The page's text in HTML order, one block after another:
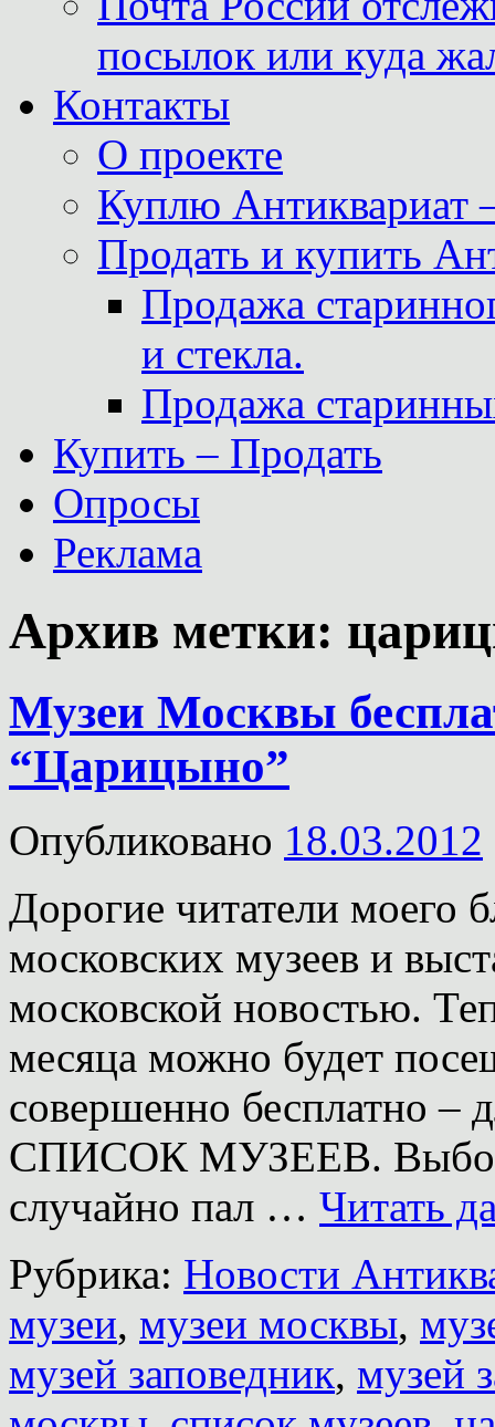
посылок или куда
Контакты
О проекте
Куплю Антиквариат
Продать и купить
Продажа
и стекла.
Продажа
Купить – Продать
Опросы
Реклама
Архив метки:
Музеи Москвы
“Царицыно”
Опубликовано 18.03.2012
Дорогие читатели моего
московских музеев и
московской новостью.
месяца можно будет
совершенно бесплатно –
СПИСОК МУЗЕЕВ. Выбор
случайно пал … Читать
Рубрика: Новости
музеи, музеи москвы,
музей заповедник, музей